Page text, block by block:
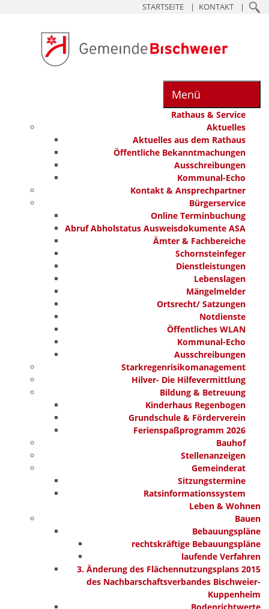
STARTSEITE KONTAKT
Menü
Rathaus & Service
Aktuelles
Aktuelles aus dem Rathaus
Öffentliche Bekanntmachungen
Ausschreibungen
Kommunal-Echo
Kontakt & Ansprechpartner
Bürgerservice
Online Terminbuchung
Abruf Abholstatus Ausweisdokumente ASA
Ämter & Fachbereiche
Schornsteinfeger
Dienstleistungen
Lebenslagen
Mängelmelder
Ortsrecht/ Satzungen
Notdienste
Öffentliches WLAN
Kommunal-Echo
Ausschreibungen
Starkregenrisikomanagement
Hilver- Die Hilfevermittlung
Bildung & Betreuung
Kinderhaus Regenbogen
Grundschule & Förderverein
Ferienspaßprogramm 2026
Bauhof
Stellenanzeigen
Gemeinderat
Sitzungstermine
Ratsinformationssystem
Leben & Wohnen
Bauen
Bebauungspläne
rechtskräftige Bebauungspläne
laufende Verfahren
3. Änderung des Flächennutzungsplans 2015
des Nachbarschaftsverbandes Bischweier-
Kuppenheim